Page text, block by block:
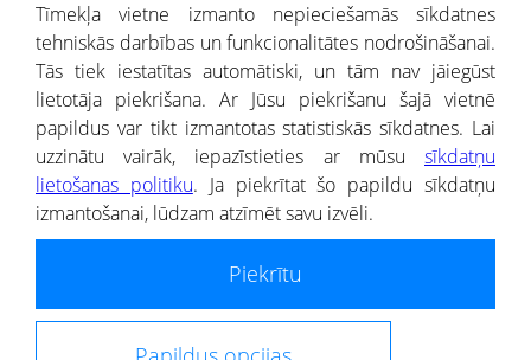
Dzimtas koks
Uzņēmumu atlase
Monitorings
Kredītizziņa par ārvalstu uzņēmumiem
® CREDITREFORM Latvija
SIA
Portāla ietvaros saņemtajai informācijai ir uzziņas raksturs, un tai nav
atbildīgs par fizisko personu datu aizsardzības tiesiskā regulējuma, kā arī
Tīmekļa vietne izmanto nepieciešamās sīkdatnes
tehniskās darbības un funkcionalitātes nodrošināšanai.
Tās tiek iestatītas automātiski, un tām nav jāiegūst
lietotāja piekrišana. Ar Jūsu piekrišanu šajā vietnē
papildus var tikt izmantotas statistiskās sīkdatnes. Lai
uzzinātu vairāk, iepazīstieties ar mūsu sīkdatņu
lietošanas politiku. Ja piekrītat šo papildu sīkdatņu
izmantošanai, lūdzam atzīmēt savu izvēli.
Piekrītu